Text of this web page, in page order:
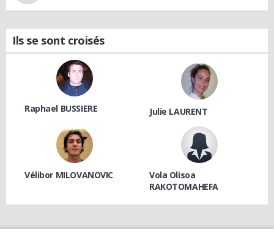
Ils se sont croisés
Raphael BUSSIERE Julie LAURENT
Vélibor MILOVANOVIC
Vola Olisoa
RAKOTOMAHEFA